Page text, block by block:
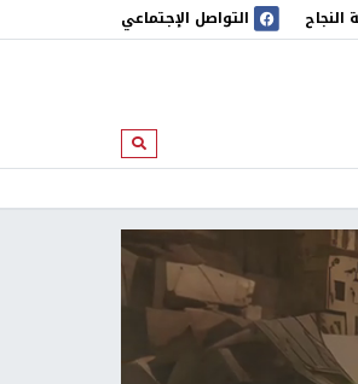
النجاح التواصل الإجتماعي
ابحث